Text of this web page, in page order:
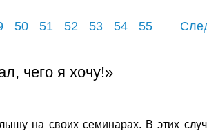
50 51 52 53 54
55
чего я хочу!»
на своих семинарах. В этих